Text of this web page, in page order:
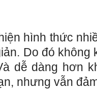
hình thức
Do đó không
dễ dàng hơn
nhưng vẫn